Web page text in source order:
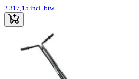
2.317,15 incl. btw